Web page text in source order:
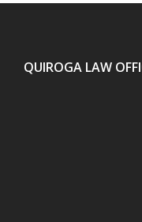
QUIROGA LAW